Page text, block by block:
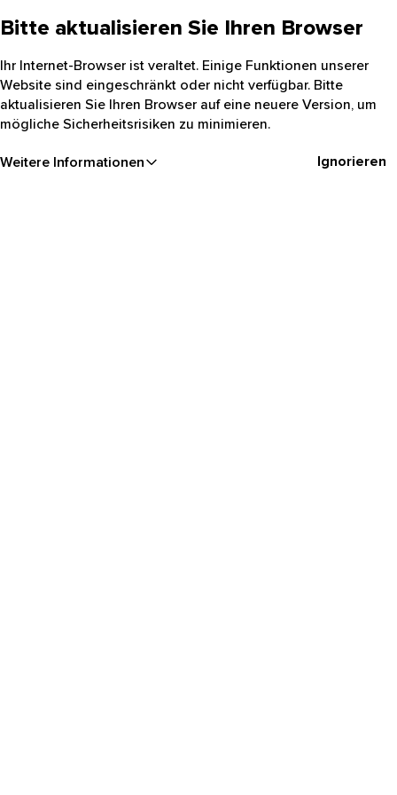
Bitte aktualisieren Sie Ihren Browser
Ihr Internet-Browser ist veraltet. Einige Funktionen unserer
Website sind eingeschränkt oder nicht verfügbar. Bitte
aktualisieren Sie Ihren Browser auf eine neuere Version, um
mögliche Sicherheitsrisiken zu minimieren.
Weitere Informationen Ignorieren